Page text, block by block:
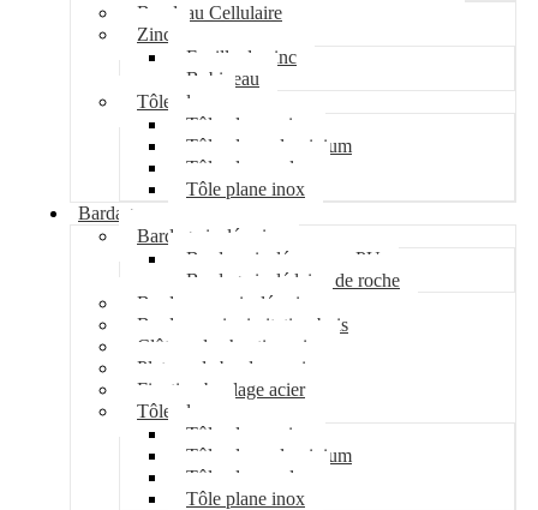
Bandeau Cellulaire
Zinc
Feuille de zinc
Bobineau
Tôle plane
Tôle plane acier
Tôle plane aluminium
Tôle plane galva
Tôle plane inox
Bardage
Bardage isolé acier
Bardage isolé mousse PU
Bardage isolé laine de roche
Bardage non isolé acier
Bardage acier imitation bois
Clôture de chantier acier
Plateau de bardage acier
Fixation bardage acier
Tôle plane
Tôle plane acier
Tôle plane aluminium
Tôle plane galva
Tôle plane inox